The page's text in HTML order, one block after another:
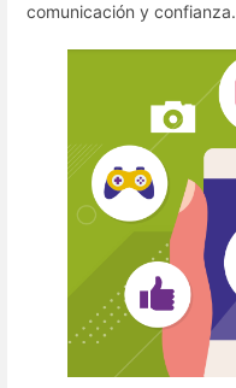
comunicación y confianza.